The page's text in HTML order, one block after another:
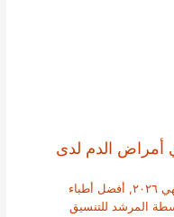
أمراض الدم لدى
, أفضل أطباء
المرشد للتنسيق